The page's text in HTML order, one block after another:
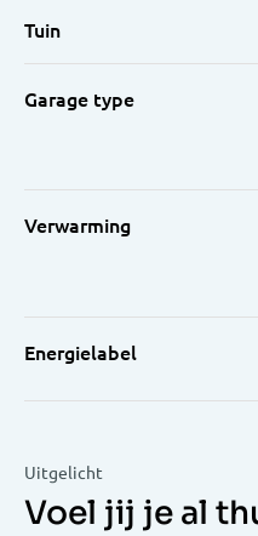
Tuin
Garage type
Verwarming
Energielabel
Uitgelicht
Voel jij je al